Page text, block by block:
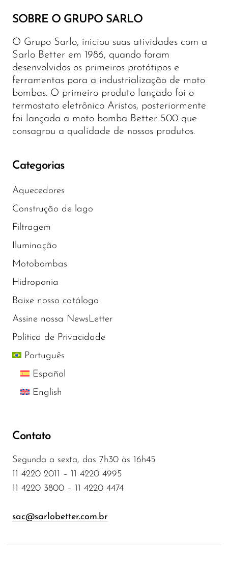
SOBRE O GRUPO SARLO
O Grupo Sarlo, iniciou suas atividades com a
Sarlo Better em 1986, quando foram
desenvolvidos os primeiros protótipos e
ferramentas para a industrialização de moto
bombas. O primeiro produto lançado foi o
termostato eletrônico Aristos, posteriormente
foi lançada a moto bomba Better 500 que
consagrou a qualidade de nossos produtos.
Categorias
Aquecedores
Construção de lago
Filtragem
Iluminação
Motobombas
Hidroponia
Baixe nosso catálogo
Assine nossa NewsLetter
Política de Privacidade
Português
Español
English
Contato
Segunda a sexta, das 7h30 às 16h45
11 4220 2011 – 11 4220 4995
11 4220 3800 – 11 4220 4474
sac@sarlobetter.com.br